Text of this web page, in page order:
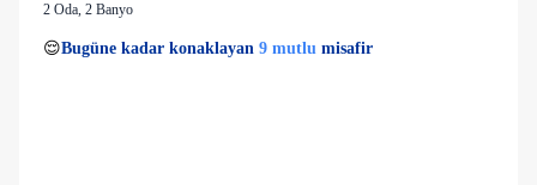
2 Oda, 2 Banyo
👀Son 1 saatte40 kişigörüntüledi